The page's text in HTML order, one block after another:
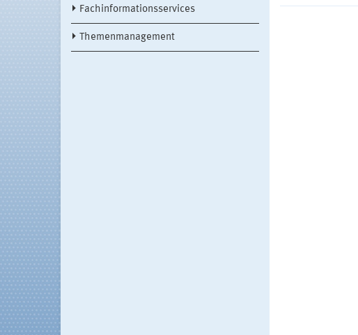
Fachinformationsservices
Themenmanagement